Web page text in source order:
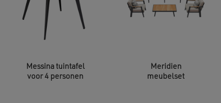
Messina tuintafel
voor 4 personen
Meridien
meubelset